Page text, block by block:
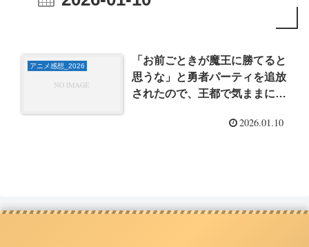
アニメ感想_2026
「お前ごときが魔王に勝てると
思うな」と勇者パーティを追放
されたので、王都で気ままに暮
2026.01.10